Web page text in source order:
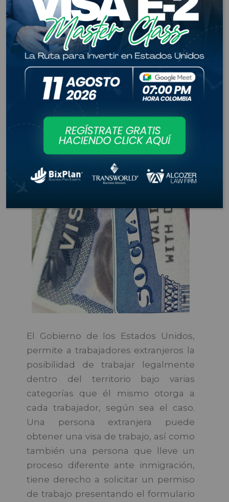
Alcozer Law Firm, 2022
El Gobierno de los Estados Unidos,
permite a trabajadores extranjeros la
posibilidad de trabajar legalmente
dentro del territorio bajo varias
categorías que él mismo otorga a
cada trabajador, según sea el caso.
Una persona extranjera puede
obtener una visa de trabajo, así como
también una persona que lleve un
proceso diferente ante inmigración,
tiene derecho a solicitar un permiso
de trabajo presentando el formulario